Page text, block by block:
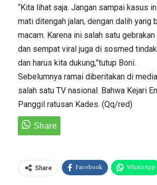
“Kita lihat saja. Jangan sampai kasus
mati ditengah jalan, dengan dalih yang
macam. Karena ini salah satu
dan sempat viral juga di sosmed
dan harus kita dukung,”tutup Boni.
Sebelumnya ramai diberitakan di
salah satu TV nasional. Bahwa Kejari
Panggil ratusan Kades. (Qq/red)
Share Facebook WhatsApp